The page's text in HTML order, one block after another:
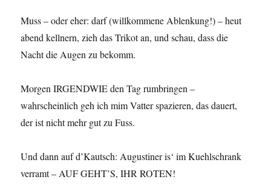
Muss – oder eher: darf (willkommene Ablenkung!) – heut
abend kellnern, zieh das Trikot an, und schau, dass die
Nacht die Augen zu bekomm.
Morgen IRGENDWIE den Tag rumbringen –
wahrscheinlich geh ich mim Vatter spazieren, das dauert,
der ist nicht mehr gut zu Fuss.
Und dann auf d’Kautsch: Augustiner is‘ im Kuehlschrank
verramt – AUF GEHT’S, IHR ROTEN!